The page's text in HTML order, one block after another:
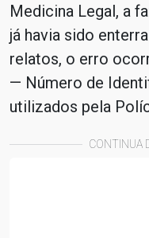
Medicina Legal, a
já havia sido
relatos, o erro
— Número de
utilizados pela
CONTINUA